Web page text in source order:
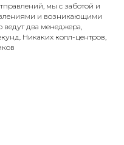
мы с заботой и
и возникающими
два менеджера,
Никаких колл-центров,